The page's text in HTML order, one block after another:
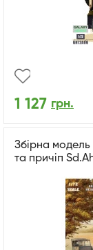
1 127 грн.
Збірна модель
та причіп